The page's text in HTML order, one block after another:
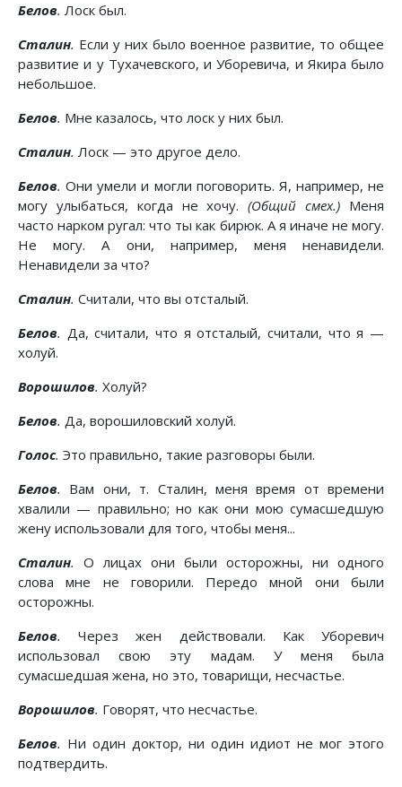
Белов. Лоск был.
Сталин. Если у них было военное развитие, то общее
развитие и у Тухачевского, и Уборевича, и Якира было
небольшое.
Белов. Мне казалось, что лоск у них был.
Сталин. Лоск — это другое дело.
Белов. Они умели и могли поговорить. Я, например, не
могу улыбаться, когда не хочу.(Общий смех.) Меня
часто нарком ругал: что ты как бирюк. А я иначе не могу.
Не могу. А они, например, меня ненавидели.
Ненавидели за что?
Сталин. Считали, что вы отсталый.
Белов. Да, считали, что я отсталый, считали, что я —
холуй.
Ворошилов. Холуй?
Белов. Да, ворошиловский холуй.
Голос. Это правильно, такие разговоры были.
Белов. Вам они, т. Сталин, меня время от времени
хвалили — правильно; но как они мою сумасшедшую
жену использовали для того, чтобы меня...
Сталин. О лицах они были осторожны, ни одного
слова мне не говорили. Передо мной они были
осторожны.
Белов. Через жен действовали. Как Уборевич
использовал свою эту мадам. У меня была
сумасшедшая жена, но это, товарищи, несчастье.
Ворошилов. Говорят, что несчастье.
Белов. Ни один доктор, ни один идиот не мог этого
подтвердить.